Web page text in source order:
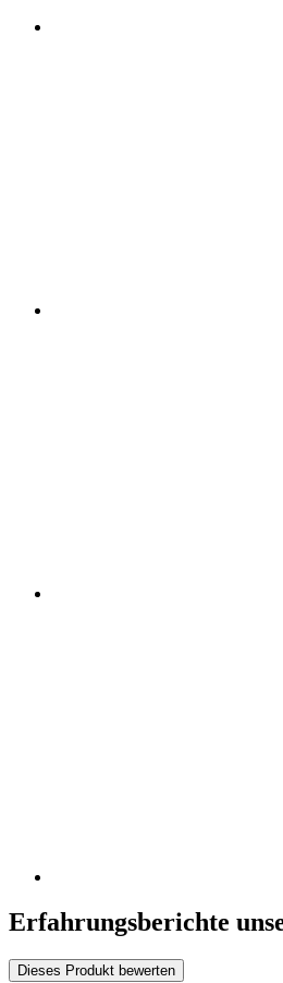
Erfahrungsberichte
Dieses Produkt bewerten